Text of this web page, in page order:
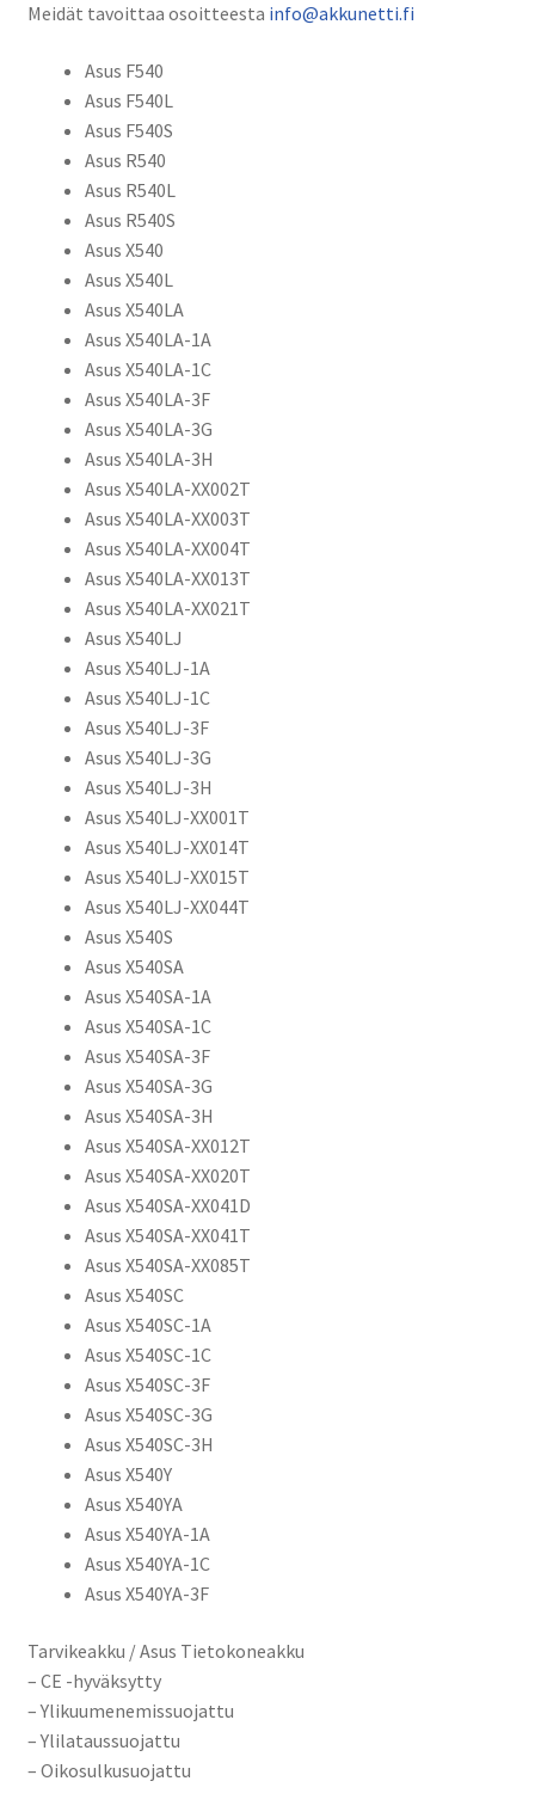
Meidät tavoittaa osoitteesta info@akkunetti.fi
Asus F540
Asus F540L
Asus F540S
Asus R540
Asus R540L
Asus R540S
Asus X540
Asus X540L
Asus X540LA
Asus X540LA-1A
Asus X540LA-1C
Asus X540LA-3F
Asus X540LA-3G
Asus X540LA-3H
Asus X540LA-XX002T
Asus X540LA-XX003T
Asus X540LA-XX004T
Asus X540LA-XX013T
Asus X540LA-XX021T
Asus X540LJ
Asus X540LJ-1A
Asus X540LJ-1C
Asus X540LJ-3F
Asus X540LJ-3G
Asus X540LJ-3H
Asus X540LJ-XX001T
Asus X540LJ-XX014T
Asus X540LJ-XX015T
Asus X540LJ-XX044T
Asus X540S
Asus X540SA
Asus X540SA-1A
Asus X540SA-1C
Asus X540SA-3F
Asus X540SA-3G
Asus X540SA-3H
Asus X540SA-XX012T
Asus X540SA-XX020T
Asus X540SA-XX041D
Asus X540SA-XX041T
Asus X540SA-XX085T
Asus X540SC
Asus X540SC-1A
Asus X540SC-1C
Asus X540SC-3F
Asus X540SC-3G
Asus X540SC-3H
Asus X540Y
Asus X540YA
Asus X540YA-1A
Asus X540YA-1C
Asus X540YA-3F
Tarvikeakku / Asus Tietokoneakku
– CE -hyväksytty
– Ylikuumenemissuojattu
– Ylilataussuojattu
– Oikosulkusuojattu